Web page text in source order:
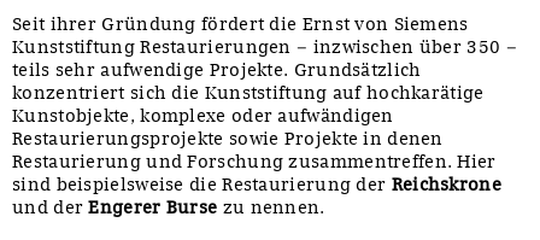
Seit ihrer Gründung fördert die Ernst von Siemens
Kunststiftung Restaurierungen – inzwischen über 350 –
teils sehr aufwendige Projekte. Grundsätzlich
konzentriert sich die Kunststiftung auf hochkarätige
Kunstobjekte, komplexe oder aufwändigen
Restaurierungsprojekte sowie Projekte in denen
Restaurierung und Forschung zusammentreffen. Hier
sind beispielsweise die Restaurierung der Reichskrone
und derEngerer Burse zu nennen.
Zwischenfinanzierung